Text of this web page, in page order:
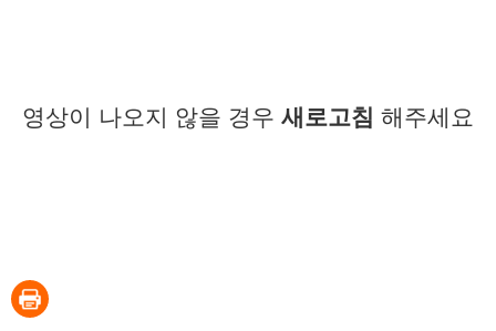
영상이 나오지 않을 경우 새로고침 해주세요